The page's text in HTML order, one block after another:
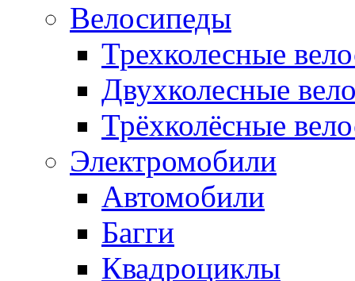
Велосипеды
Трехколесные
Двухколесные
Трёхколёсные
Электромобили
Автомобили
Багги
Квадроциклы